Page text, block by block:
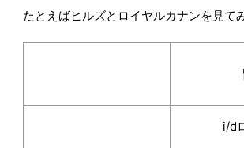
たとえばヒルズとロイヤルカナンを見て
i/d